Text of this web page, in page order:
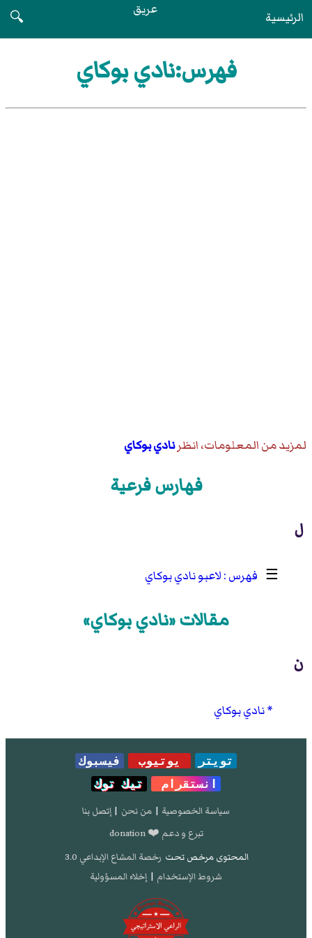
الرئيسية عريق
🔍
فهرس:نادي بوكاي
لمزيد من المعلومات، انظرنادي بوكاي
فهارس فرعية
ل
☰ لاعبو نادي بوكاي
مقالات «نادي بوكاي»
ن
نادي بوكاي
تويتر يوتيوب
فيسبوك
انستقرام
تيك توك
سياسة الخصوصية | من نحن | إتصل بنا
تبرع و دعم ❤️ donation
المحتوى مرخص تحت رخصة المشاع الإبداعي 3.0
شروط الإستخدام | إخلاء المسؤولية